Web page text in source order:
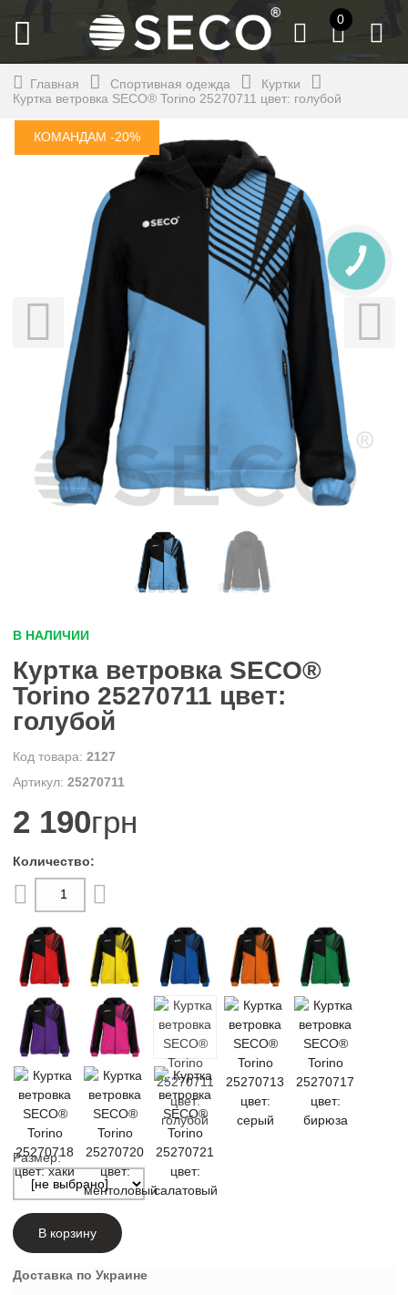
0
Главная Спортивная одежда
Куртки
Куртка ветровка SECO® Torino 25270711 цвет: голубой
КОМАНДАМ -20%
В НАЛИЧИИ
Куртка ветровка SECO®
Torino 25270711 цвет:
голубой
2127
25270711
2 190грн
Размер:
В корзину
Доставка по Украине
КНОПКА
СВЯЗИ